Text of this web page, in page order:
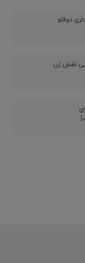
دوقلو
نقش ژن